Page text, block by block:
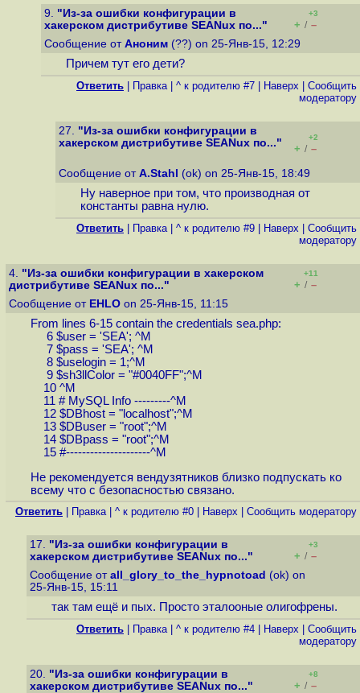
9. "Из-за ошибки конфигурации в
хакерском дистрибутиве SEANux по..."
+3
+ / –
Сообщение от Аноним (??) on 25-Янв-15, 12:29
Причем тут его дети?
Ответить Правка| ^ к родителю #7 Наверх
Cообщить
модератору
27. "Из-за ошибки конфигурации в
хакерском дистрибутиве SEANux по..."
+2
+ / –
Сообщение от A.Stahl (ok) on 25-Янв-15, 18:49
Ну наверное при том, что производная от
константы равна нулю.
Ответить Правка| ^ к родителю #9 Наверх
Cообщить
модератору
4. "Из-за ошибки конфигурации в хакерском
дистрибутиве SEANux по..."
+11
+ / –
Сообщение от EHLO on 25-Янв-15, 11:15
From lines 6-15 contain the credentials sea.php:
6 $user = 'SEA'; ^M
7 $pass = 'SEA'; ^M
8 $uselogin = 1;^M
9 $sh3llColor = "#0040FF";^M
10 ^M
11 # MySQL Info ---------^M
12 $DBhost = "localhost";^M
13 $DBuser = "root";^M
14 $DBpass = "root";^M
15 #---------------------^M
Не рекомендуется вендузятников близко подпускать ко
всему что с безопасностью связано.
Ответить Правка| ^ к родителю #0 Наверх Cообщить модератору
17. "Из-за ошибки конфигурации в
хакерском дистрибутиве SEANux по..."
+3
+ / –
Сообщение от all_glory_to_the_hypnotoad (ok) on
25-Янв-15, 15:11
так там ещё и пых. Просто эталооные олигофрены.
Ответить Правка| ^ к родителю #4 Наверх
Cообщить
модератору
20. "Из-за ошибки конфигурации в
хакерском дистрибутиве SEANux по..."
+8
+ / –